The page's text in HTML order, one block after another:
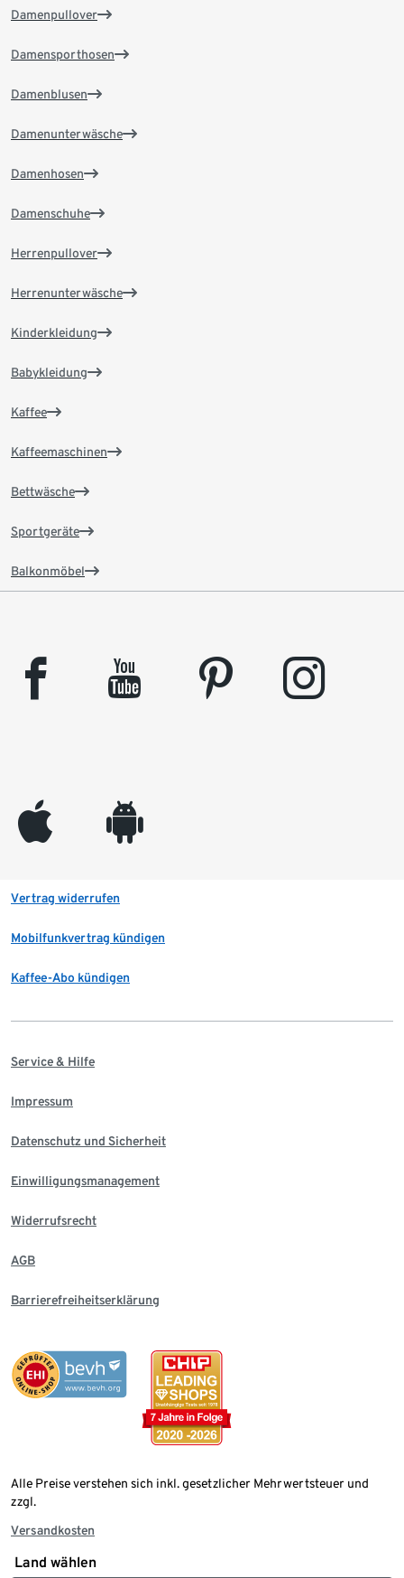
Damenpullover
Damensporthosen
Damenblusen
Damenunterwäsche
Damenhosen
Damenschuhe
Herrenpullover
Herrenunterwäsche
Kinderkleidung
Babykleidung
Kaffee
Kaffeemaschinen
Bettwäsche
Sportgeräte
Balkonmöbel
facebook youtube pinterest instagram
appleinc android
Vertrag widerrufen
Mobilfunkvertrag kündigen
Kaffee-Abo kündigen
Service & Hilfe
Impressum
Datenschutz und Sicherheit
Einwilligungsmanagement
Widerrufsrecht
AGB
Barrierefreiheitserklärung
Alle Preise verstehen sich inkl. gesetzlicher Mehrwertsteuer und
zzgl.
Versandkosten
Land wählen